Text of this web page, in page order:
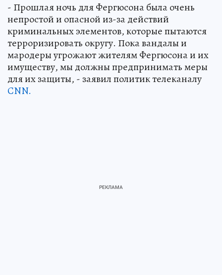
- Прошлая ночь для Фергюсона была очень
непростой и опасной из-за действий
криминальных элементов, которые пытаются
терроризировать округу. Пока вандалы и
мародеры угрожают жителям Фергюсона и их
имуществу, мы должны предпринимать меры
для их защиты, - заявил политик телеканалу
CNN.